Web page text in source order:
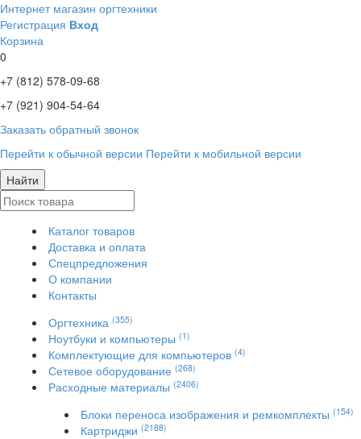
Интернет магазин оргтехники
Регистрация Вход
Корзина
0
+7 (812) 578-09-68
+7 (921) 904-54-64
Заказать обратный звонок
Перейти к обычной версии Перейти к мобильной версии
Найти
Каталог товаров
Доставка и оплата
Спецпредложения
О компании
Контакты
Оргтехника (355)
Ноутбуки и компьютеры (1)
Комплектующие для компьютеров (4)
Сетевое оборудование (268)
Расходные материалы (2406)
Блоки переноса изображения и ремкомплекты (154)
Картриджи (2188)